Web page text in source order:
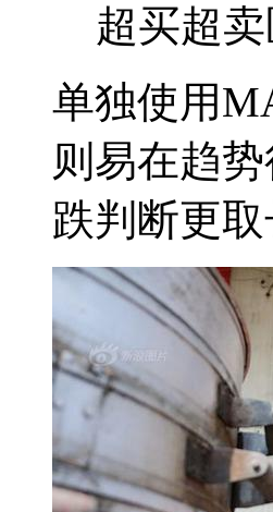
超买超
单独使用
则易在趋
跌判断更